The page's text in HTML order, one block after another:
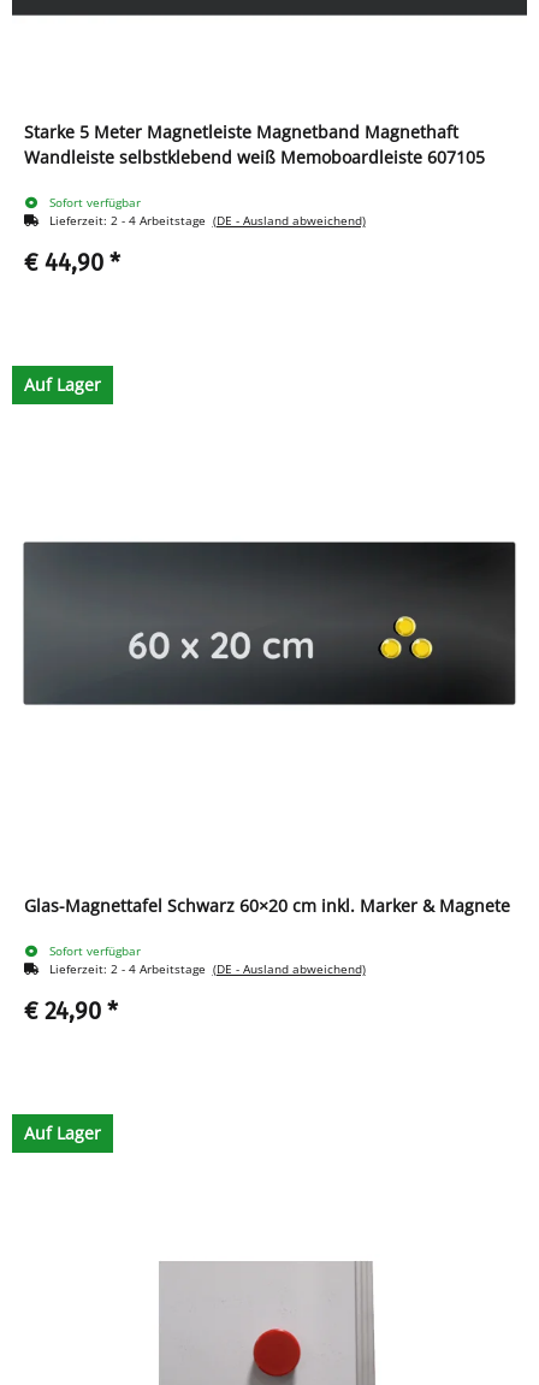
Starke 5 Meter Magnetleiste Magnetband Magnethaft
Wandleiste selbstklebend weiß Memoboardleiste 607105
Sofort verfügbar
Lieferzeit: 2 - 4 Arbeitstage (DE - Ausland abweichend)
€ 44,90 *
Auf Lager
Glas-Magnettafel Schwarz 60×20 cm inkl. Marker & Magnete
Sofort verfügbar
Lieferzeit: 2 - 4 Arbeitstage (DE - Ausland abweichend)
€ 24,90 *
Auf Lager